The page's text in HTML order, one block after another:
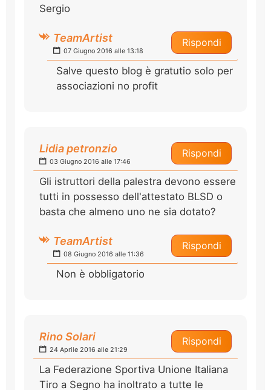
Sergio
Rispondi
TeamArtist
07 Giugno 2016 alle 13:18
Salve questo blog è gratutio solo per
associazioni no profit
Rispondi
Lidia petronzio
03 Giugno 2016 alle 17:46
Gli istruttori della palestra devono essere
tutti in possesso dell'attestato BLSD o
basta che almeno uno ne sia dotato?
Rispondi
TeamArtist
08 Giugno 2016 alle 11:36
Non è obbligatorio
Rispondi
Rino Solari
24 Aprile 2016 alle 21:29
La Federazione Sportiva Unione Italiana
Tiro a Segno ha inoltrato a tutte le